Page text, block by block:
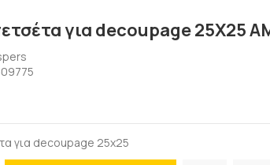
για decoupage 25X25
για decoupage 25x25